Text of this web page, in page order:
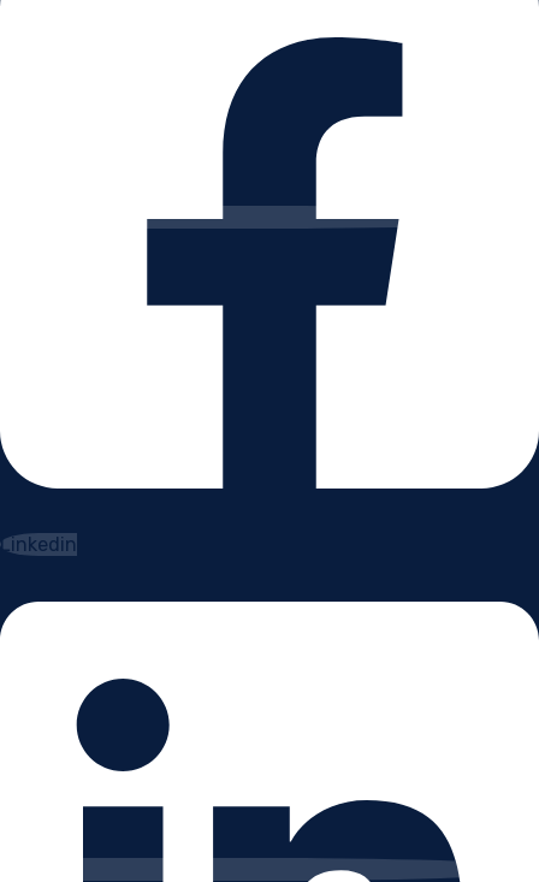
Linkedin